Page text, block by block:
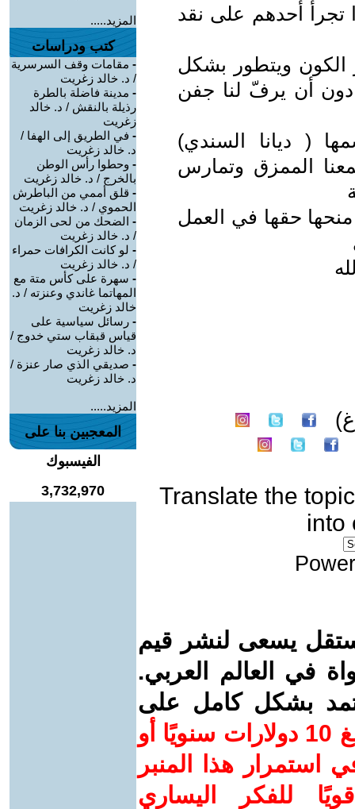
أحدهم على نقد
الكون ويتطور بشكل
أن يرفّ لنا جفن
( ديانا السندي)
الممزق وتمارس
حقها في العمل
Translate the topic
into
يسعى لنشر قيم
في العالم العربي.
بشكل كامل على
ساهم/ي معنا! بدعمكم بمبلغ 10 دولارات سنويًا أو
استمرار هذا المنبر
للفكر اليساري
المزيد.....
كتب ودراسات
- مقامات وقف السرسرية
/ د. خالد زغريت
- مدينة فاضلة بالطرة
رذيلة بالنقش / د. خالد
زغريت
- في الطريق إلى الهفا /
د. خالد زغريت
- وحطوا رأس الوطن
بالخرج / د. خالد زغريت
- قلق أممي من الباطرش
الحموي / د. خالد زغريت
- الضحك من لحى الزمان
/ د. خالد زغريت
- لو كانت الكرافات حمراء
/ د. خالد زغريت
- سهرة على كأس متة مع
المهاتما غاندي وعنزته / د.
خالد زغريت
- رسائل سياسية على
قياس قبقاب ستي خدوج /
د. خالد زغريت
- صديقي الذي صار عنزة /
د. خالد زغريت
المزيد.....
المعجبين بنا على
الفيسبوك
3,732,970